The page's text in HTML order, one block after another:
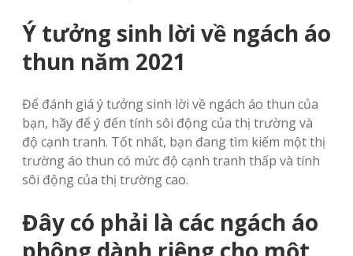
Ý tưởng sinh lời về ngách áo
thun năm 2021
Để đánh giá ý tưởng sinh lời về ngách áo thun của
bạn, hãy để ý đến tính sôi động của thị trường và
độ cạnh tranh. Tốt nhất, bạn đang tìm kiếm một thị
trường áo thun có mức độ cạnh tranh thấp và tính
sôi động của thị trường cao.
Đây có phải là các ngách áo